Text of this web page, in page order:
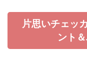
片思いチェッ
ント